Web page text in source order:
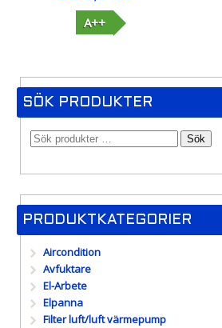
A++
SÖK PRODUKTER
Sök
PRODUKTKATEGORIER
Aircondition
Avfuktare
El-Arbete
Elpanna
Filter luft/luft värmepump